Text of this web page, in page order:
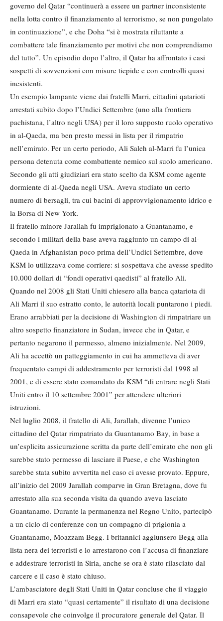
governo del Qatar “continuerà a essere un partner inconsistente
nella lotta contro il finanziamento al terrorismo, se non pungolato
in continuazione”, e che Doha “si è mostrata riluttante a
combattere tale finanziamento per motivi che non comprendiamo
del tutto”. Un episodio dopo l’altro, il Qatar ha affrontato i casi
sospetti di sovvenzioni con misure tiepide e con controlli quasi
inesistenti.
Un esempio lampante viene dai fratelli Marri, cittadini qatarioti
arrestati subito dopo l’Undici Settembre (uno alla frontiera
pachistana, l’altro negli USA) per il loro supposto ruolo operativo
in al-Qaeda, ma ben presto messi in lista per il rimpatrio
nell’emirato. Per un certo periodo, Ali Saleh al-Marri fu l’unica
persona detenuta come combattente nemico sul suolo americano.
Secondo gli atti giudiziari era stato scelto da KSM come agente
dormiente di al-Qaeda negli USA. Aveva studiato un certo
numero di bersagli, tra cui bacini di approvvigionamento idrico e
la Borsa di New York.
Il fratello minore Jarallah fu imprigionato a Guantanamo, e
secondo i militari della base aveva raggiunto un campo di al-
Qaeda in Afghanistan poco prima dell’Undici Settembre, dove
KSM lo utilizzava come corriere: si sospettava che avesse spedito
10.000 dollari di “fondi operativi qaedisti” al fratello Ali.
Quando nel 2008 gli Stati Uniti chiesero alla banca qatariota di
Ali Marri il suo estratto conto, le autorità locali puntarono i piedi.
Erano arrabbiati per la decisione di Washington di rimpatriare un
altro sospetto finanziatore in Sudan, invece che in Qatar, e
pertanto negarono il permesso, almeno inizialmente. Nel 2009,
Ali ha accettò un patteggiamento in cui ha ammetteva di aver
frequentato campi di addestramento per terroristi dal 1998 al
2001, e di essere stato comandato da KSM “di entrare negli Stati
Uniti entro il 10 settembre 2001” per attendere ulteriori
istruzioni.
Nel luglio 2008, il fratello di Ali, Jarallah, divenne l’unico
cittadino del Qatar rimpatriato da Guantanamo Bay, in base a
un’esplicita assicurazione scritta da parte dell’emirato che non gli
sarebbe stato permesso di lasciare il Paese, e che Washington
sarebbe stata subito avvertita nel caso ci avesse provato. Eppure,
all’inizio del 2009 Jarallah comparve in Gran Bretagna, dove fu
arrestato alla sua seconda visita da quando aveva lasciato
Guantanamo. Durante la permanenza nel Regno Unito, partecipò
a un ciclo di conferenze con un compagno di prigionia a
Guantanamo, Moazzam Begg. I britannici aggiunsero Begg alla
lista nera dei terroristi e lo arrestarono con l’accusa di finanziare
e addestrare terroristi in Siria, anche se ora è stato rilasciato dal
carcere e il caso è stato chiuso.
L’ambasciatore degli Stati Uniti in Qatar concluse che il viaggio
di Marri era stato “quasi certamente” il risultato di una decisione
consapevole che coinvolge il procuratore generale del Qatar. Il